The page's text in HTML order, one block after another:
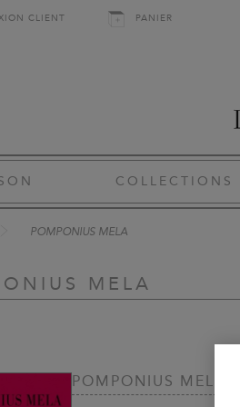
CLIENT PANIER
COLLECTIONS
POMPONIUS MELA
MELA
POMPONIUS MELA